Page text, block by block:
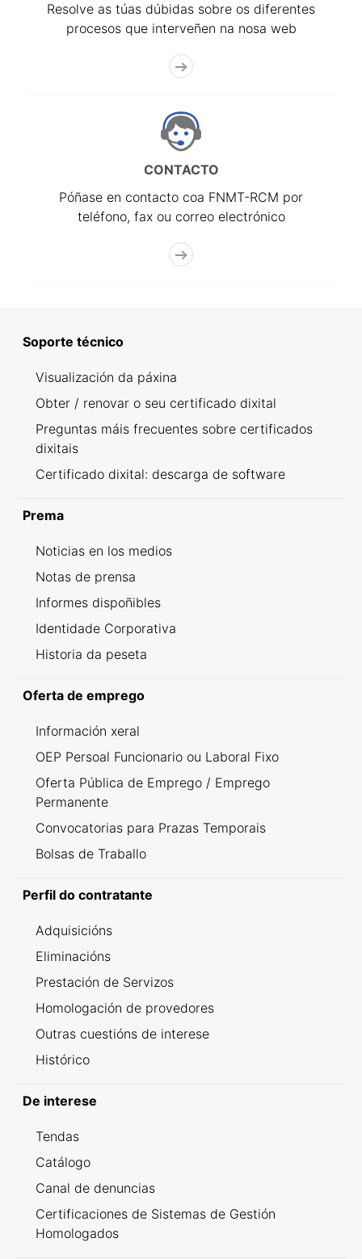
Resolve as túas dúbidas sobre os diferentes
procesos que interveñen na nosa web
CONTACTO
Póñase en contacto coa FNMT-RCM por
teléfono, fax ou correo electrónico
Soporte técnico
Visualización da páxina
Obter / renovar o seu certificado dixital
Preguntas máis frecuentes sobre certificados
dixitais
Certificado dixital: descarga de software
Prema
Noticias en los medios
Notas de prensa
Informes dispoñibles
Identidade Corporativa
Historia da peseta
Oferta de emprego
Información xeral
OEP Persoal Funcionario ou Laboral Fixo
Oferta Pública de Emprego / Emprego
Permanente
Convocatorias para Prazas Temporais
Bolsas de Traballo
Perfil do contratante
Adquisicións
Eliminacións
Prestación de Servizos
Homologación de provedores
Outras cuestións de interese
Histórico
De interese
Tendas
Catálogo
Canal de denuncias
Certificaciones de Sistemas de Gestión
Homologados